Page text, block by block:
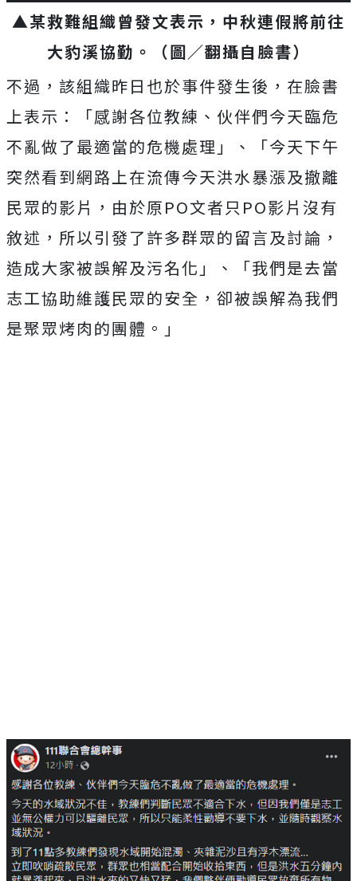
▲某救難組織曾發文表示，中秋連假將前往
大豹溪協勤。（圖／翻攝自臉書）
不過，該組織昨日也於事件發生後，在臉書
上表示：「感謝各位教練、伙伴們今天臨危
不亂做了最適當的危機處理」、「今天下午
突然看到網路上在流傳今天洪水暴漲及撤離
民眾的影片，由於原PO文者只PO影片沒有
敘述，所以引發了許多群眾的留言及討論，
造成大家被誤解及污名化」、「我們是去當
志工協助維護民眾的安全，卻被誤解為我們
是聚眾烤肉的團體。」